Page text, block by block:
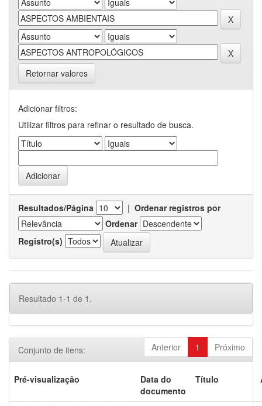
Retornar valores
Adicionar filtros:
Utilizar filtros para refinar o resultado de busca.
Resultados/Página | Ordenar registros por
Ordenar
Registro(s)
Resultado 1-1 de 1.
Anterior 1 Próximo
Conjunto de itens:
Pré-visualização
Data do
documento
Título